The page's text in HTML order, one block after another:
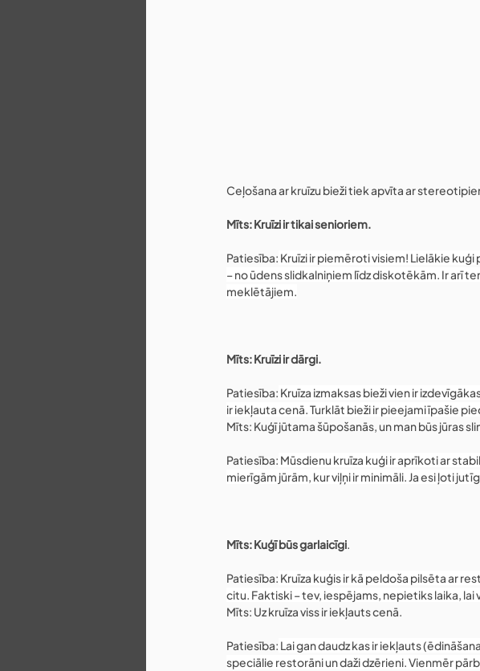
Ceļošana ar kruīzu bieži tiek apvīta ar
Mīts: Kruīzi ir tikai senioriem.
Patiesība: Kruīzi ir piemēroti visiem! Lielākie
– no ūdens slidkalniņiem līdz diskotēkām. Ir arī
meklētājiem.
Mīts: Kruīzi ir dārgi.
Patiesība: Kruīza izmaksas bieži vien ir
ir iekļauta cenā. Turklāt bieži ir pieejami īpašie
Mīts: Kuģī jūtama šūpošanās, un man būs jūras
Patiesība: Mūsdienu kruīza kuģi ir aprīkoti ar
mierīgām jūrām, kur viļņi ir minimāli. Ja esi ļoti
Mīts: Kuģī būs garlaicīgi.
Patiesība: Kruīza kuģis ir kā peldoša pilsēta ar
citu. Faktiski – tev, iespējams, nepietiks laika, lai
Mīts: Uz kruīza viss ir iekļauts cenā.
Patiesība: Lai gan daudz kas ir iekļauts
speciālie restorāni un daži dzērieni. Vienmēr